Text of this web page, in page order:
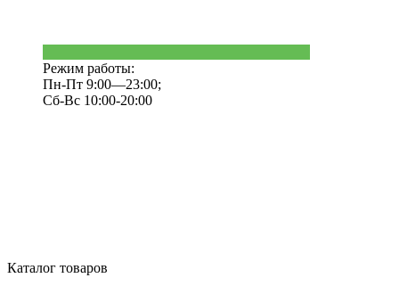
Режим работы:
Пн-Пт 9:00—23:00;
Сб-Вс 10:00-20:00
Каталог товаров